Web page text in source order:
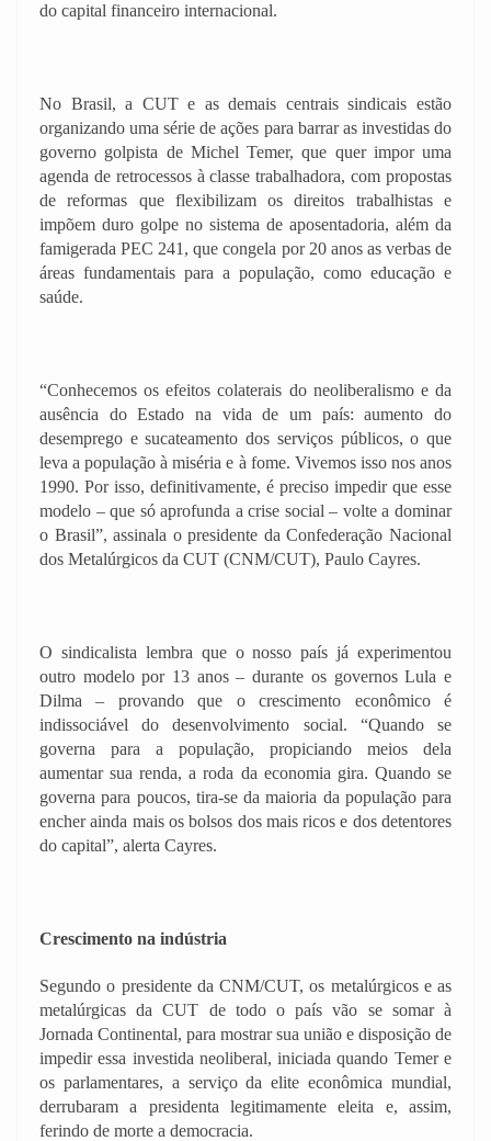
do capital financeiro internacional.
No Brasil, a CUT e as demais centrais sindicais estão
organizando uma série de ações para barrar as investidas do
governo golpista de Michel Temer, que quer impor uma
agenda de retrocessos à classe trabalhadora, com propostas
de reformas que flexibilizam os direitos trabalhistas e
impõem duro golpe no sistema de aposentadoria, além da
famigerada PEC 241, que congela por 20 anos as verbas de
áreas fundamentais para a população, como educação e
saúde.
“Conhecemos os efeitos colaterais do neoliberalismo e da
ausência do Estado na vida de um país: aumento do
desemprego e sucateamento dos serviços públicos, o que
leva a população à miséria e à fome. Vivemos isso nos anos
1990. Por isso, definitivamente, é preciso impedir que esse
modelo – que só aprofunda a crise social – volte a dominar
o Brasil”, assinala o presidente da Confederação Nacional
dos Metalúrgicos da CUT (CNM/CUT), Paulo Cayres.
O sindicalista lembra que o nosso país já experimentou
outro modelo por 13 anos – durante os governos Lula e
Dilma – provando que o crescimento econômico é
indissociável do desenvolvimento social. “Quando se
governa para a população, propiciando meios dela
aumentar sua renda, a roda da economia gira. Quando se
governa para poucos, tira-se da maioria da população para
encher ainda mais os bolsos dos mais ricos e dos detentores
do capital”, alerta Cayres.
Crescimento na indústria
Segundo o presidente da CNM/CUT, os metalúrgicos e as
metalúrgicas da CUT de todo o país vão se somar à
Jornada Continental, para mostrar sua união e disposição de
impedir essa investida neoliberal, iniciada quando Temer e
os parlamentares, a serviço da elite econômica mundial,
derrubaram a presidenta legitimamente eleita e, assim,
ferindo de morte a democracia.